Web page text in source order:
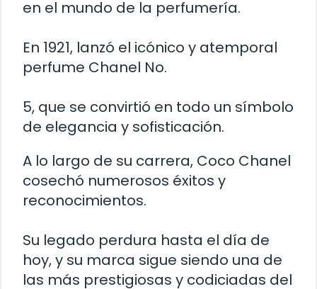
en el mundo de la perfumería.
En 1921, lanzó el icónico y atemporal
perfume Chanel No.
5, que se convirtió en todo un símbolo
de elegancia y sofisticación.
A lo largo de su carrera, Coco Chanel
cosechó numerosos éxitos y
reconocimientos.
Su legado perdura hasta el día de
hoy, y su marca sigue siendo una de
las más prestigiosas y codiciadas del